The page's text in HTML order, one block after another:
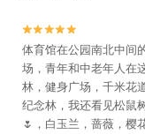


体育馆在公园南北中间
场，青年和中老年人在
林，健身广场，千米花
纪念林，我还看见松鼠
🌷，白玉兰，蔷薇，樱